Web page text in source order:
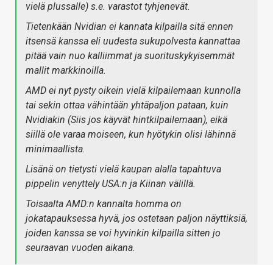
vielä plussalle) s.e. varastot tyhjenevät.
Tietenkään Nvidian ei kannata kilpailla sitä ennen
itsensä kanssa eli uudesta sukupolvesta kannattaa
pitää vain nuo kalliimmat ja suorituskykyisemmät
mallit markkinoilla.
AMD ei nyt pysty oikein vielä kilpailemaan kunnolla
tai sekin ottaa vähintään yhtäpaljon pataan, kuin
Nvidiakin (Siis jos käyvät hintkilpailemaan), eikä
siillä ole varaa moiseen, kun hyötykin olisi lähinnä
minimaallista.
Lisänä on tietysti vielä kaupan alalla tapahtuva
pippelin venyttely USA:n ja Kiinan välillä.
Toisaalta AMD:n kannalta homma on
jokatapauksessa hyvä, jos ostetaan paljon näyttiksiä,
joiden kanssa se voi hyvinkin kilpailla sitten jo
seuraavan vuoden aikana.